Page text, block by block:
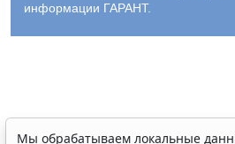
информации ГАРАНТ.
Мы обрабатываем локальные